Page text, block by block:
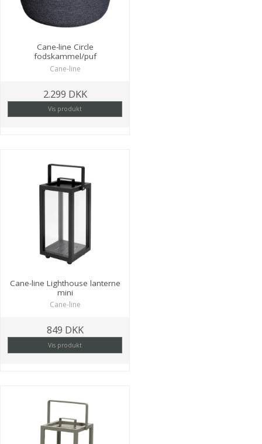
Cane-line Circle
fodskammel/puf
Cane-line
2.299 DKK
Vis produkt
Cane-line Lighthouse lanterne
mini
Cane-line
849 DKK
Vis produkt